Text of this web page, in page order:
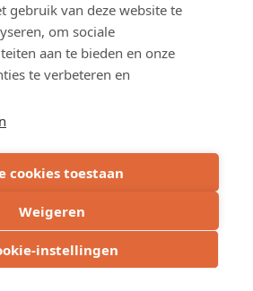
gebruik van deze website te
om sociale
aan te bieden en onze
te verbeteren en
cookies toestaan
Weigeren
instellingen
euro
euro